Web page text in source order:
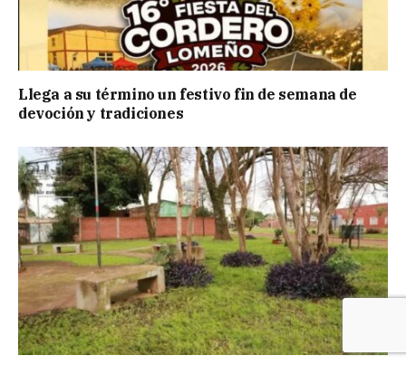
Llega a su término un festivo fin de semana de
devoción y tradiciones